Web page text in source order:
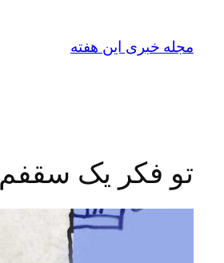
محتوا
مجله خبری این هفته
تو فکر یک سقفم